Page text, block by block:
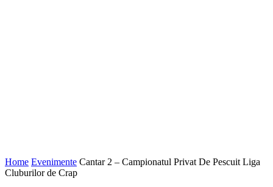
Home Evenimente Cantar 2 – Campionatul Privat De Pescuit Liga
Cluburilor de Crap